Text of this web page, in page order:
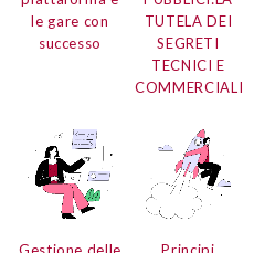
le gare con
successo
TUTELA DEI
SEGRETI
TECNICI E
COMMERCIALI